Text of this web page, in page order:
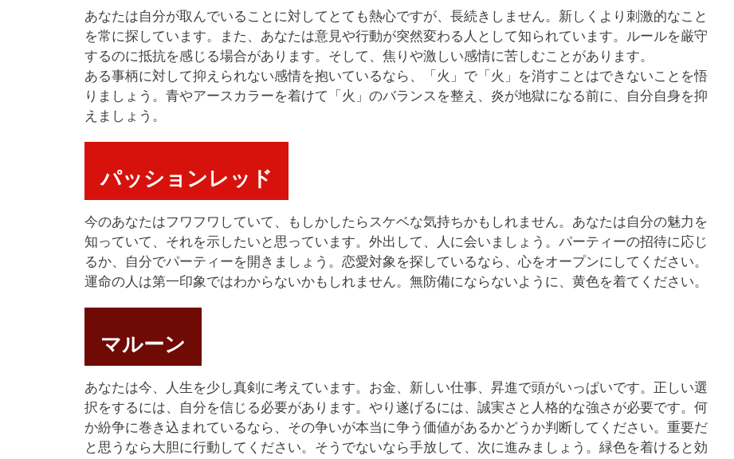
あなたは自分が取んでいることに対してとても熱心ですが、長続きしません。新しくより刺激的なこと
を常に探しています。また、あなたは意見や行動が突然変わる人として知られています。ルールを厳守
するのに抵抗を感じる場合があります。そして、焦りや激しい感情に苦しむことがあります。
ある事柄に対して抑えられない感情を抱いているなら、「火」で「火」を消すことはできないことを悟
りましょう。青やアースカラーを着けて「火」のバランスを整え、炎が地獄になる前に、自分自身を抑
えましょう。
パッションレッド
今のあなたはフワフワしていて、もしかしたらスケベな気持ちかもしれません。あなたは自分の魅力を
知っていて、それを示したいと思っています。外出して、人に会いましょう。パーティーの招待に応じ
るか、自分でパーティーを開きましょう。恋愛対象を探しているなら、心をオープンにしてください。
運命の人は第一印象ではわからないかもしれません。無防備にならないように、黄色を着てください。
マルーン
あなたは今、人生を少し真剣に考えています。お金、新しい仕事、昇進で頭がいっぱいです。正しい選
択をするには、自分を信じる必要があります。やり遂げるには、誠実さと人格的な強さが必要です。何
か紛争に巻き込まれているなら、その争いが本当に争う価値があるかどうか判断してください。重要だ
と思うなら大胆に行動してください。そうでないなら手放して、次に進みましょう。緑色を着けると効